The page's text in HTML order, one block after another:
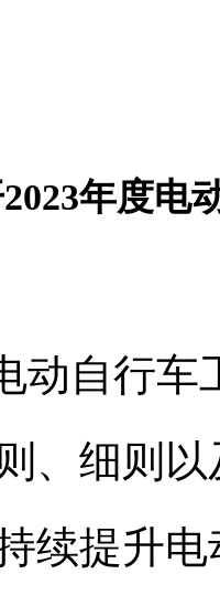
年度电
自行车
、细则
续提升